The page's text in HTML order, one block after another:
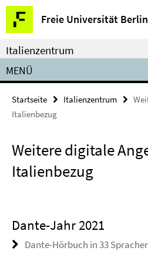
Springe
direkt
zu
Inhalt
Freie Universität Berlin
Service-
Navigation
Italienzentrum
MENÜ
Startseite Italienzentrum
Italienbezug
Weitere digitale
Italienbezug
Dante-Jahr 2021
Dante-Hörbuch in 33